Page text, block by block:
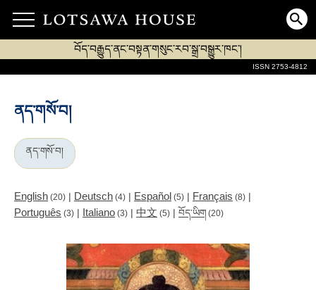
བོད་བརྒྱུད་ནང་བསྟན་གསུང་རབ་སྒྲ་བསྒྱུར་ཁང་།
ISSN 2753-4812
ནད་གསོ་བ།
ནད་གསོ་བ།
English (20) | Deutsch (4) | Español (5) | Français (8) |
Português (3) | Italiano (3) | 中文 (5) | བོད་ཡིག (20)